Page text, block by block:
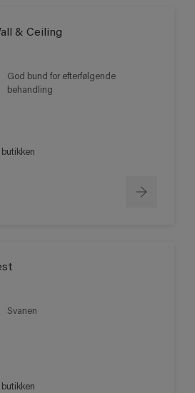
& Ceiling
God bund for efterfølgende
behandling
Svanen